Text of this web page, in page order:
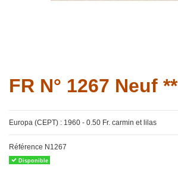
FR N° 1267 Neuf **
Europa (CEPT) : 1960 - 0.50 Fr. carmin et lilas
Référence N1267
Disponible